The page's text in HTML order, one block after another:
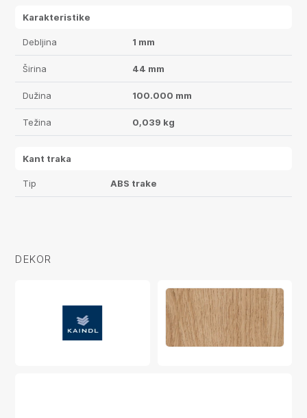
Karakteristike
Debljina 1 mm
Širina 44 mm
Dužina 100.000 mm
Težina 0,039 kg
Kant traka
Tip ABS trake
DEKOR